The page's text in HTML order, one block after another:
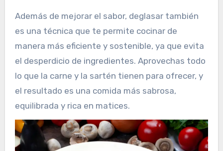
Además de mejorar el sabor, deglasar también
es una técnica que te permite cocinar de
manera más eficiente y sostenible, ya que evita
el desperdicio de ingredientes. Aprovechas todo
lo que la carne y la sartén tienen para ofrecer, y
el resultado es una comida más sabrosa,
equilibrada y rica en matices.